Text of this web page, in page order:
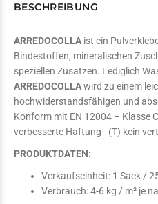
BESCHREIBUNG
ARREDOCOLLA ist ein
Bindestoffen, mineralischen
speziellen Zusätzen. Lediglich
ARREDOCOLLAwird zu einem
hochwiderstandsfähigen und
Konform mit EN 12004 – Klasse
verbesserte Haftung - (T) kein
PRODUKTDATEN:
Verkaufseinheit: 1 Sack /
Verbrauch: 4-6 kg / m² je